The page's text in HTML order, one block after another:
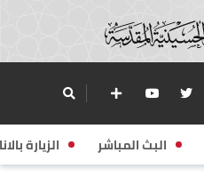
البث المباشر الزيارة